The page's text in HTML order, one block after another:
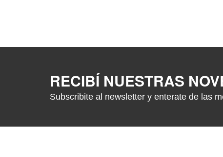
RECIBÍ NUESTRAS
Subscribite al newsletter y enterate de las